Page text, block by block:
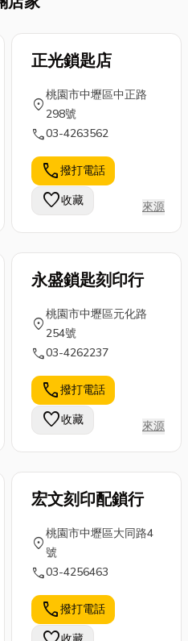
正光鎖匙店
location_on
桃園市中壢區中正路
298號
call03-4263562
call撥打電話
favorite收藏 來源
永盛鎖匙刻印行
location_on
桃園市中壢區元化路
254號
call03-4262237
call撥打電話
favorite收藏 來源
宏文刻印配鎖行
location_on
桃園市中壢區大同路4
號
call03-4256463
call撥打電話